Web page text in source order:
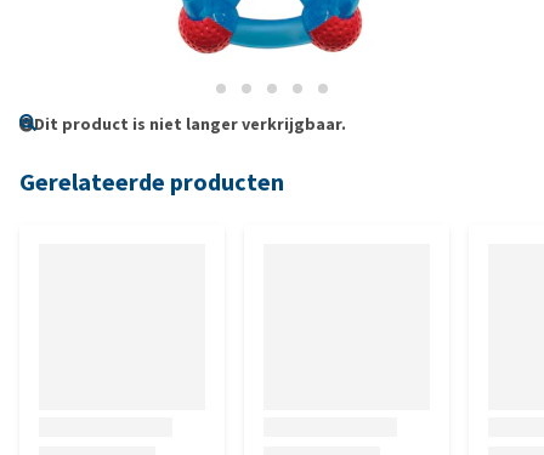
Dit product is niet langer verkrijgbaar.
Gerelateerde producten